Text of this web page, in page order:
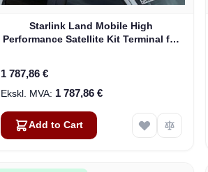
Starlink Land Mobile High
Performance Satellite Kit Terminal for
1 787,86 €
1 787,86 €
Add to Cart